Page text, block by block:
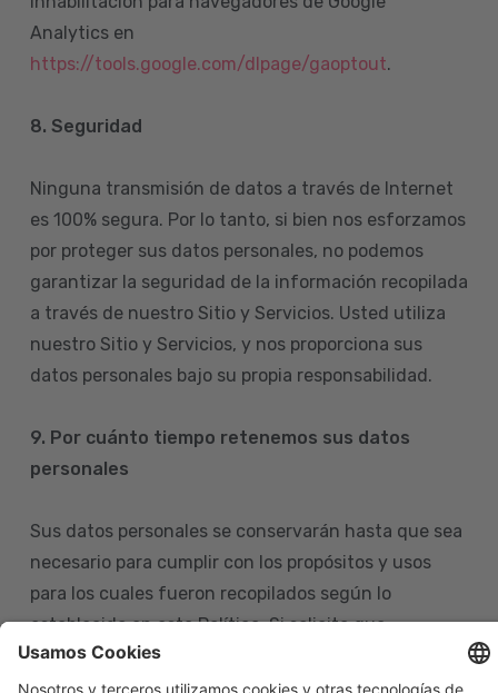
Analytics en
https://tools.google.com/dlpage/gaoptout.
8. Seguridad
Ninguna transmisión de datos a través de Internet
es 100% segura. Por lo tanto, si bien nos esforzamos
por proteger sus datos personales, no podemos
garantizar la seguridad de la información recopilada
a través de nuestro Sitio y Servicios. Usted utiliza
nuestro Sitio y Servicios, y nos proporciona sus
datos personales bajo su propia responsabilidad.
9. Por cuánto tiempo retenemos sus datos
personales
Sus datos personales se conservarán hasta que sea
necesario para cumplir con los propósitos y usos
para los cuales fueron recopilados según lo
establecido en esta Política. Si solicita que
eliminemos sus datos personales de nuestras bases
de datos, tenga en cuenta que igualmente